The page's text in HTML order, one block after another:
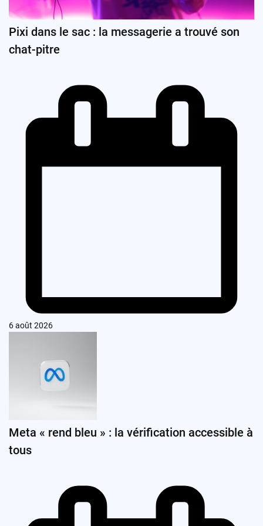
Pixi dans le sac : la messagerie a trouvé son
chat-pitre
6 août 2026
Meta « rend bleu » : la vérification accessible à
tous